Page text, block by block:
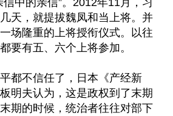
中的亲信”。2012年11月，习
天，就提拔魏凤和当上将。并
场隆重的上将授衔仪式。以往
要有五、六个上将参加。
都不信任了，日本《产经新
明夫认为，这是政权到了末期
期的时候，统治者往往对部下